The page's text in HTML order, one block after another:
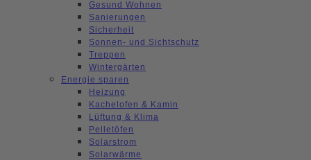
Gesund Wohnen
Sanierungen
Sicherheit
Sonnen- und Sichtschutz
Treppen
Wintergärten
Energie sparen
Heizung
Kachelofen & Kamin
Lüftung & Klima
Pelletöfen
Solarstrom
Solarwärme